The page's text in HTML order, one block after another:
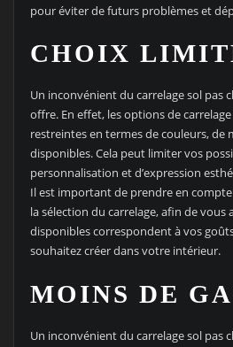
pour éviter de futurs problèmes et
CHOIX
Un inconvénient du carrelage sol pas
offre. En effet, les options de
restreintes en termes de couleurs, de
disponibles. Cela peut limiter vos
personnalisation et d’expression
Il est important de prendre en
la sélection du carrelage, afin de vous
disponibles correspondent à vos
souhaitez créer dans votre intérieur.
MOINS DE
Un inconvénient du carrelage sol pas